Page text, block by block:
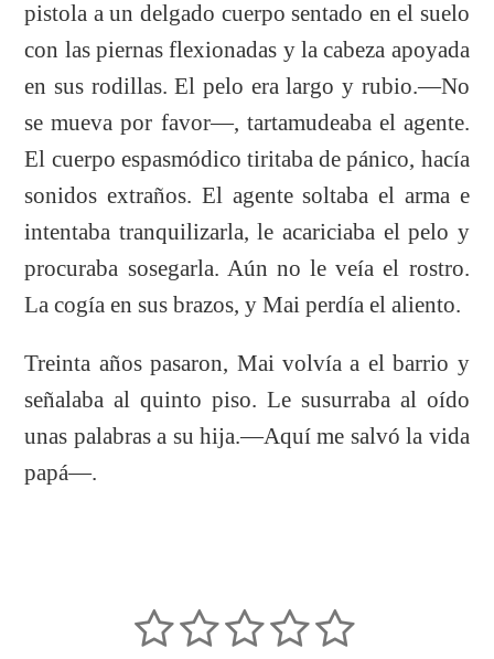
pistola a un delgado cuerpo sentado en el suelo
con las piernas flexionadas y la cabeza apoyada
en sus rodillas. El pelo era largo y rubio.—No
se mueva por favor—, tartamudeaba el agente.
El cuerpo espasmódico tiritaba de pánico, hacía
sonidos extraños. El agente soltaba el arma e
intentaba tranquilizarla, le acariciaba el pelo y
procuraba sosegarla. Aún no le veía el rostro.
La cogía en sus brazos, y Mai perdía el aliento.
Treinta años pasaron, Mai volvía a el barrio y
señalaba al quinto piso. Le susurraba al oído
unas palabras a su hija.—Aquí me salvó la vida
papá—.